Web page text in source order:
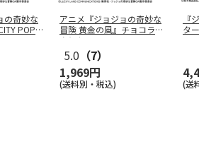
の奇妙な
POP
アニメ『ジョジョの奇妙な
冒険 黄金の風』チョコラー
タとセッ
5.0 （7）
1,969円
(送料別・税込)
『
タ
(送